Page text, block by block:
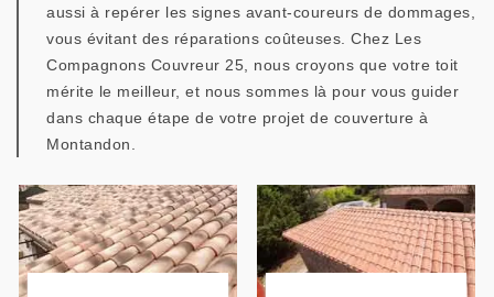
aussi à repérer les signes avant-coureurs de dommages,
vous évitant des réparations coûteuses. Chez Les
Compagnons Couvreur 25, nous croyons que votre toit
mérite le meilleur, et nous sommes là pour vous guider
dans chaque étape de votre projet de couverture à
Montandon.